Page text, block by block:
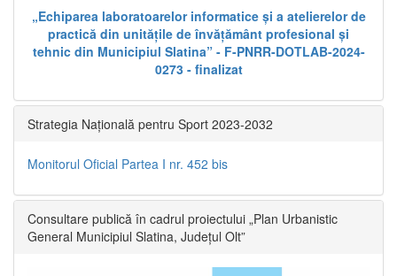
„Echiparea laboratoarelor informatice și a atelierelor de
practică din unitățile de învățământ profesional și
tehnic din Municipiul Slatina” - F-PNRR-DOTLAB-2024-
0273 - finalizat
Strategia Națională pentru Sport 2023-2032
Monitorul Oficial Partea I nr. 452 bis
Consultare publică în cadrul proiectului „Plan Urbanistic
General Municipiul Slatina, Județul Olt”